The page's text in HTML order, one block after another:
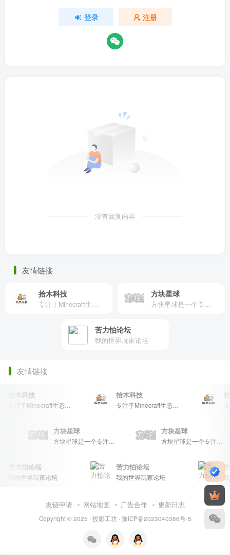
登录 注册
没有回复内容
友情链接
拾木科技
专注于Minecraft生态建设
方块星球
方块星球是一个专注于我的世界的中文论坛，提供丰富的资源分享、玩家交流和创意展示，包括地图、皮肤、数据包等内容，打造Minecraft玩家的专属社区乐园！
苦力怕论坛
我的世界玩家论坛
友情链接
拾木科技
专注于Minecraft生态建设
拾木科技
专注于Minecraft生态建设
方块星球 方块星球
苦力怕论坛
我的世界玩家论坛
苦力怕论坛
我的世界玩家论坛 我
友链申请 网站地图 广告合作 更新日志
Copyright © 2025 · 投影工坊· 豫ICP备2023040366号-5